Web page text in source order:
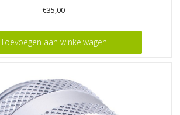
€35,00
Toevoegen aan winkelwagen